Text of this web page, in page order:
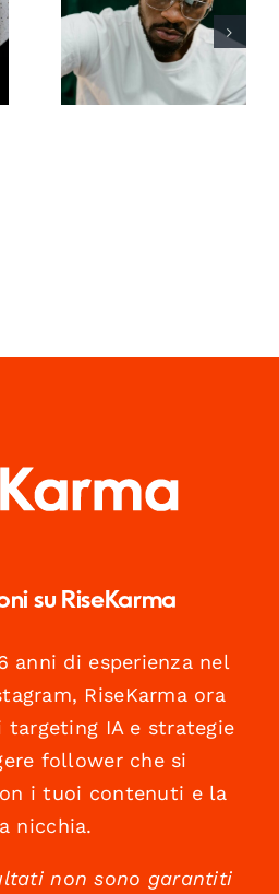
consigli
avanzati per
comprendere
l’algoritmo
su RiseKarma
anni di esperienza nel
RiseKarma ora
IA e strategie
follower che si
i tuoi contenuti e la
nicchia.
non sono garantiti